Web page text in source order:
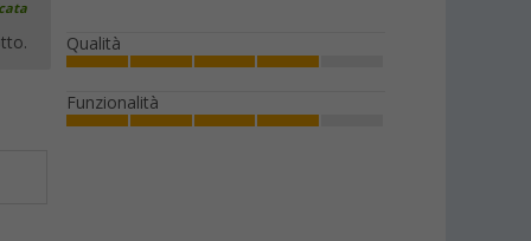
Qualità
Funzionalità